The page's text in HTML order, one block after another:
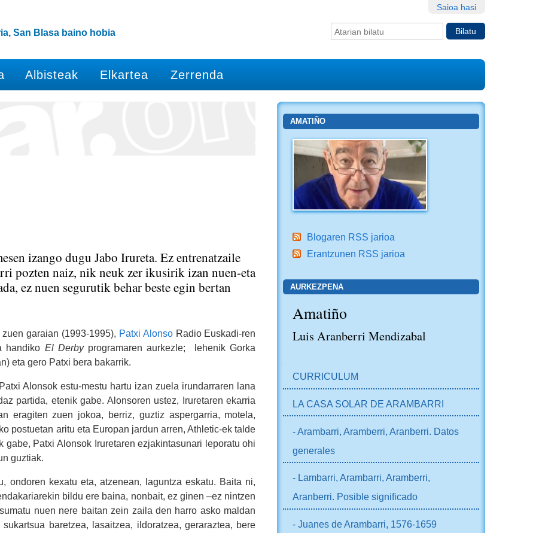
Saioa hasi
Bilatu atarian
San Blasa baino hobia
Albisteak Elkartea Zerrenda
izango dugu Jabo Irureta. Ez entrenatzaile
pozten naiz, nik neuk zer ikusirik izan nuen-eta
ez nuen segurutik behar beste egin bertan
garaian (1993-1995), Patxi Alonso Radio Euskadi-ren
handiko El Derbyprogramaren aurkezle; lehenik Gorka
eta gero Patxi bera bakarrik.
Alonsok estu-mestu hartu izan zuela irundarraren lana
partida, etenik gabe. Alonsoren ustez, Iruretaren ekarria
eragiten zuen jokoa, berriz, guztiz aspergarria, motela,
postuetan aritu eta Europan jardun arren, Athletic-ek talde
Patxi Alonsok Iruretaren ezjakintasunari leporatu ohi
guztiak.
ondoren kexatu eta, atzenean, laguntza eskatu. Baita ni,
bildu ere baina, nonbait, ez ginen –ez nintzen
nuen nere baitan zein zaila den harro asko maldan
baretzea, lasaitzea, ildoratzea, geraraztea, bere
AMATIÑO
Blogaren RSS jarioa
Erantzunen RSS jarioa
AURKEZPENA
Amatiño
Luis Aranberri Mendizabal
CURRICULUM
LA CASA SOLAR DE ARAMBARRI
- Arambarri, Aramberri, Aranberri. Datos
generales
- Lambarri, Arambarri, Aramberri,
Aranberri. Posible significado
- Juanes de Arambarri, 1576-1659